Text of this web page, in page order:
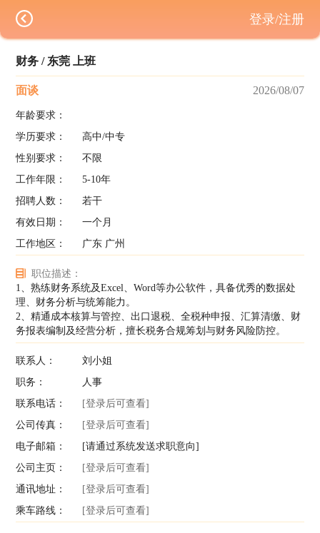
财务 / 东莞 上班
面谈 2026/08/07
年龄要求：
学历要求：
高中/中专
性别要求：
不限
工作年限：
5-10年
招聘人数：
若干
有效日期：
一个月
工作地区：
广东 广州
职位描述：
1、熟练财务系统及Excel、Word等办公软件，具备优秀的数据处
理、财务分析与统筹能力。
2、精通成本核算与管控、出口退税、全税种申报、汇算清缴、财
务报表编制及经营分析，擅长税务合规筹划与财务风险防控。
联系人：
刘小姐
职务：
人事
联系电话：
[登录后可查看]
公司传真：
[登录后可查看]
电子邮箱：
[请通过系统发送求职意向]
公司主页：
[登录后可查看]
通讯地址：
[登录后可查看]
乘车路线：
[登录后可查看]
登录/注册